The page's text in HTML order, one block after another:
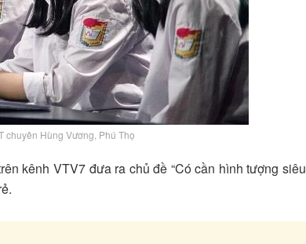
chuyên Hùng Vương, Phú Thọ
kênh VTV7 đưa ra chủ đề “Có cần hình tượng siêu